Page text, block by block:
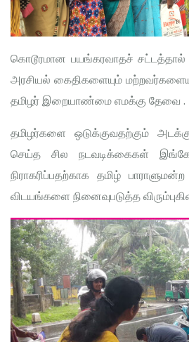
கொடூரமான பயங்கரவாதச் சட்டத்தால்
அரசியல் கைதிகளையும்
தமிழர் இறையாண்மை எமக்கு தேவை .
தமிழர்களை ஒடுக்குவதற்கும்
செய்த சில நடவடிக்கைகள்
நிராகரிப்பதற்காக தமிழ்
விடயங்களை நினைவுபடுத்த